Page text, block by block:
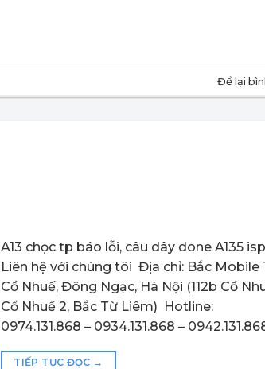
Để lại
A13 chọc tp báo lỗi, câu dây done A135 isp
Liên hệ với chúng tôi Địa chỉ: Bắc Mobile
Cổ Nhuế, Đông Ngạc, Hà Nội (112b Cổ
Cổ Nhuế 2, Bắc Từ Liêm) Hotline:
0974.131.868 – 0934.131.868 –
TIẾP TỤC ĐỌC →